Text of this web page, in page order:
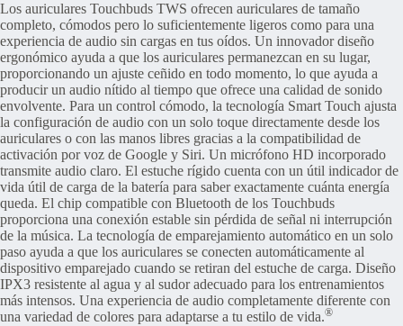
Los auriculares Touchbuds TWS ofrecen auriculares de tamaño
completo, cómodos pero lo suficientemente ligeros como para una
experiencia de audio sin cargas en tus oídos. Un innovador diseño
ergonómico ayuda a que los auriculares permanezcan en su lugar,
proporcionando un ajuste ceñido en todo momento, lo que ayuda a
producir un audio nítido al tiempo que ofrece una calidad de sonido
envolvente. Para un control cómodo, la tecnología Smart Touch ajusta
la configuración de audio con un solo toque directamente desde los
auriculares o con las manos libres gracias a la compatibilidad de
activación por voz de Google y Siri. Un micrófono HD incorporado
transmite audio claro. El estuche rígido cuenta con un útil indicador de
vida útil de carga de la batería para saber exactamente cuánta energía
queda. El chip compatible con Bluetooth de los Touchbuds
proporciona una conexión estable sin pérdida de señal ni interrupción
de la música. La tecnología de emparejamiento automático en un solo
paso ayuda a que los auriculares se conecten automáticamente al
dispositivo emparejado cuando se retiran del estuche de carga. Diseño
IPX3 resistente al agua y al sudor adecuado para los entrenamientos
más intensos. Una experiencia de audio completamente diferente con
una variedad de colores para adaptarse a tu estilo de vida.®